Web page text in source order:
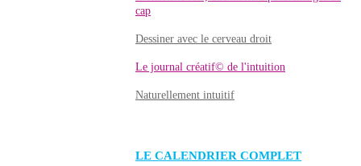
cap
Dessiner avec le cerveau droit
Le journal créatif© de l'intuition
Naturellement intuitif
LE CALENDRIER COMPLET